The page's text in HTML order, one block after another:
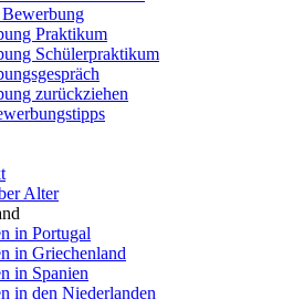
Praktikum
Schülerpraktikum
zurückziehen
Alter
in Portugal
in Griechenland
in Spanien
in den Niederlanden